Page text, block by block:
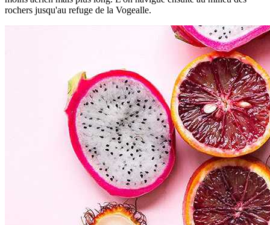
rochers jusqu'au refuge de la Vogealle.